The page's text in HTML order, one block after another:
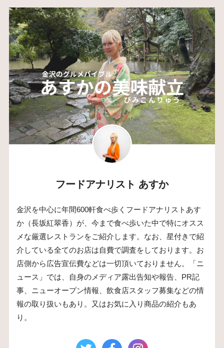
フードアナリスト あすか
金沢を中心に年間600軒食べ歩くフードアナリストあす
か（長坂紅翠香）が、今まで食べ歩いた中で特にオスス
メな厳選レストランをご紹介します。なお、星付きで紹
介している全てのお店は自費で調査をしております。お
店側から広告宣伝費などは一切頂いておりません。「ニ
ュース」では、自身のメディア露出告知や報告、PR記
事、ニューオープン情報、飲食店スタッフ募集などの情
報の取り扱いもあり。又はお気に入り商品の紹介もあ
り。